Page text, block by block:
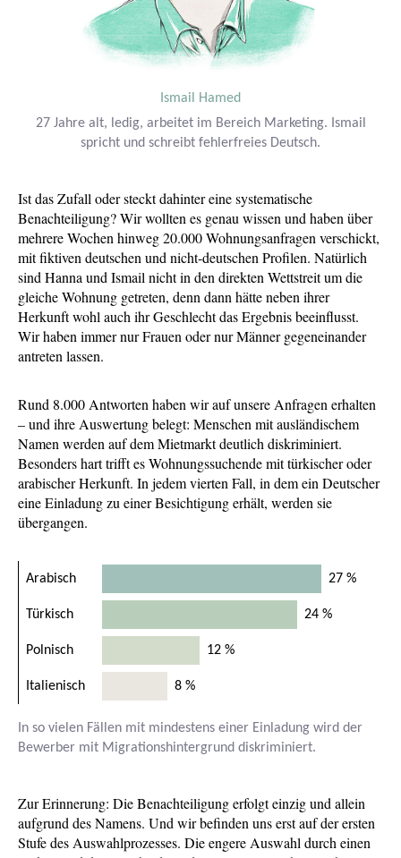
Ismail Hamed
27 Jahre alt, ledig, arbeitet im Bereich Marketing. Ismail
spricht und schreibt fehlerfreies Deutsch.
Ist das Zufall oder steckt dahinter eine systematische
Benachteiligung? Wir wollten es genau wissen und haben über
mehrere Wochen hinweg 20.000 Wohnungsanfragen verschickt,
mit fiktiven deutschen und nicht-deutschen Profilen. Natürlich
sind Hanna und Ismail nicht in den direkten Wettstreit um die
gleiche Wohnung getreten, denn dann hätte neben ihrer
Herkunft wohl auch ihr Geschlecht das Ergebnis beeinflusst.
Wir haben immer nur Frauen oder nur Männer gegeneinander
antreten lassen.
Rund 8.000 Antworten haben wir auf unsere Anfragen erhalten
– und ihre Auswertung belegt: Menschen mit ausländischem
Namen werden auf dem Mietmarkt deutlich diskriminiert.
Besonders hart trifft es Wohnungssuchende mit türkischer oder
arabischer Herkunft. In jedem vierten Fall, in dem ein Deutscher
eine Einladung zu einer Besichtigung erhält, werden sie
übergangen.
Arabisch 27 %
Türkisch 24 %
Polnisch 12 %
Italienisch 8 %
In so vielen Fällen mit mindestens einer Einladung wird der
Bewerber mit Migrationshintergrund diskriminiert.
Zur Erinnerung: Die Benachteiligung erfolgt einzig und allein
aufgrund des Namens. Und wir befinden uns erst auf der ersten
Stufe des Auswahlprozesses. Die engere Auswahl durch einen